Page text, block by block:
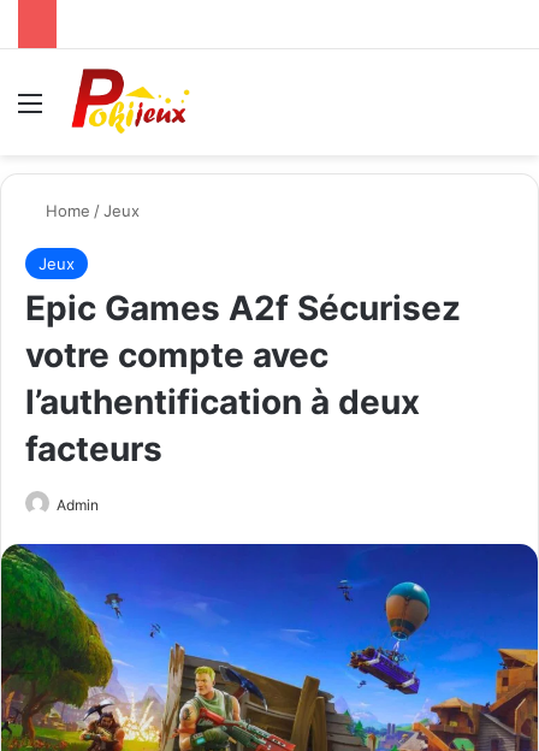
Menu
Home /Jeux
Jeux
Epic Games A2f Sécurisez
votre compte avec
l’authentification à deux
facteurs
Admin